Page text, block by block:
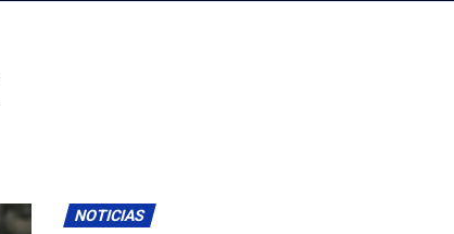
NOTICIAS